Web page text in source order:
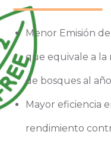
Menor Emisión
que equivale a la
de bosques al
Mayor eficiencia
rendimiento